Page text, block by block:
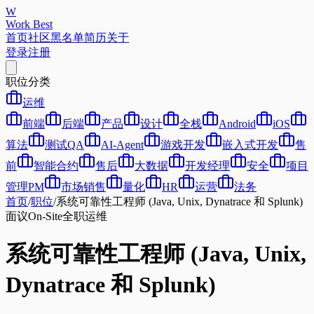
W
Work Best
首页社区黑名单简历关于
登录注册
职位分类
运维
前端
后端 产品 设计 全栈 Android
iOS
算法
测试QA AI-Agent 游戏开发 嵌入式开发
售
前
智能合约 售后 大数据 开发经理 安全
项目
管理PM
市场销售 量化 HR 运营
法务
首页/职位/系统可靠性工程师 (Java, Unix, Dynatrace 和 Splunk)
面议On-Site全职运维
系统可靠性工程师 (Java, Unix,
Dynatrace 和 Splunk)